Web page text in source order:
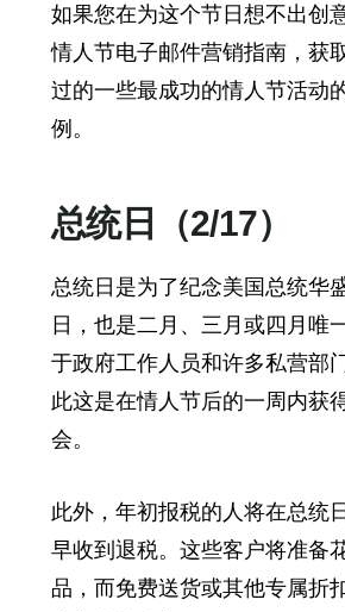
如果您在为这个节日想不出创
情人节电子邮件营销指南，获
过的一些最成功的情人节活动
例。
总统日（2/17）
总统日是为了纪念美国总统华
日，也是二月、三月或四月唯
于政府工作人员和许多私营部
此这是在情人节后的一周内获
会。
此外，年初报税的人将在总统
早收到退税。这些客户将准备
品，而免费送货或其他专属折